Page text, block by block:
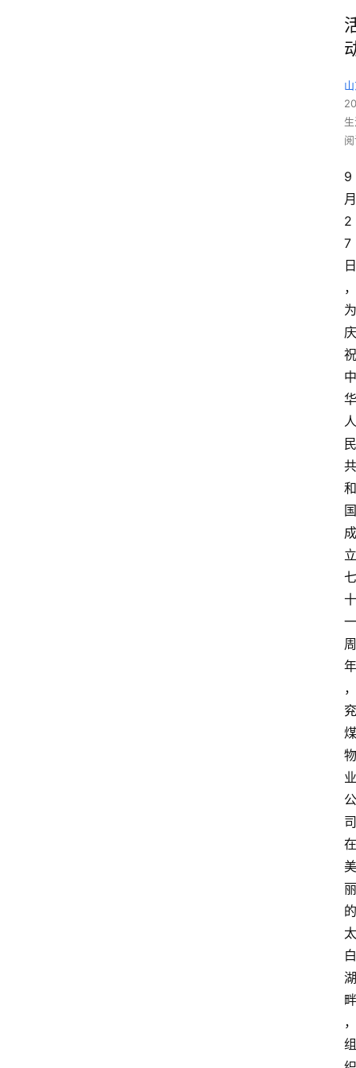
9
月
2
7
日
，
为
庆
祝
中
华
人
民
共
和
国
成
立
七
十
一
周
年
，
兖
煤
物
业
公
司
在
美
丽
的
太
白
湖
畔
，
组